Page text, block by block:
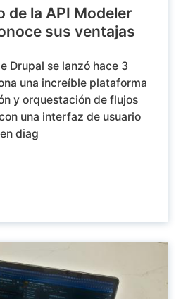
de la API Modeler
sus ventajas
Drupal se lanzó hace 3
una increíble plataforma
y orquestación de flujos
una interfaz de usuario
diag